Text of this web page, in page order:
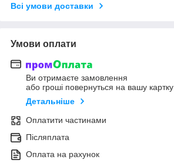
Всі умови доставки
Умови оплати
Ви отримаєте замовлення
або гроші повернуться на вашу картку
Детальніше
Оплатити частинами
Післяплата
Оплата на рахунок